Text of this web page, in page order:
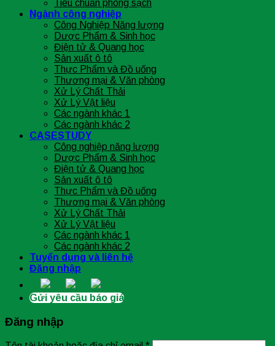
Tiêu chuẩn phòng sạch
Ngành công nghiệp
Công Nghiệp Năng lượng
Dược Phẩm & Sinh học
Điện tử & Quang học
Sản xuất ô tô
Thực Phẩm và Đồ uống
Thương mại & Văn phòng
Xử Lý Chất Thải
Xử Lý Vật liệu
Các ngành khác 1
Các ngành khác 2
CASESTUDY
Công nghiệp năng lượng
Dược Phẩm & Sinh học
Điện tử & Quang học
Sản xuất ô tô
Thực Phẩm và Đồ uống
Thương mại & Văn phòng
Xử Lý Chất Thải
Xử Lý Vật liệu
Các ngành khác 1
Các ngành khác 2
Tuyển dụng và liên hệ
Đăng nhập
Gửi yêu cầu báo giá
Đăng nhập